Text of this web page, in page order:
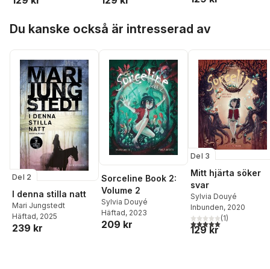
Du kanske också är intresserad av
Del 2
I denna stilla natt
Mari Jungstedt
Häftad, 2025
239 kr
Sorceline Book 2:
Volume 2
Sylvia Douyé
Häftad, 2023
209 kr
Del 3
Mitt hjärta söker
svar
Sylvia Douyé
Inbunden, 2020
5,0utav 5 stjärnor.
(1)
129 kr